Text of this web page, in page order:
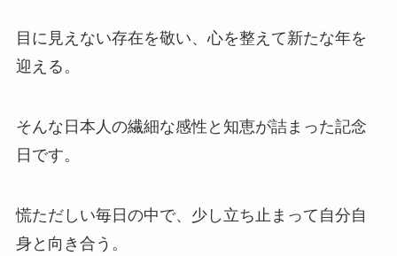
目に見えない存在を敬い、心を整えて新たな年を
迎える。
そんな日本人の繊細な感性と知恵が詰まった記念
日です。
慌ただしい毎日の中で、少し立ち止まって自分自
身と向き合う。